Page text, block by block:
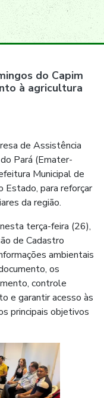
do Capim
à agricultura
de Assistência
Pará (Emater-
Municipal de
Estado, para reforçar
da região.
terça-feira (26),
de Cadastro
ambientais
os
controle
e garantir acesso às
principais objetivos